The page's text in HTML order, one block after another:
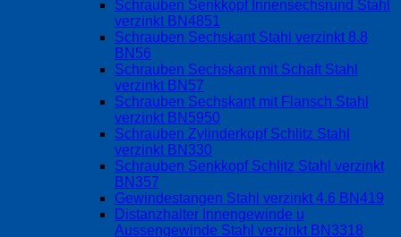
Schrauben Senkkopf Innensechsrund Stahl
verzinkt BN4851
Schrauben Sechskant Stahl verzinkt 8.8
BN56
Schrauben Sechskant mit Schaft Stahl
verzinkt BN57
Schrauben Sechskant mit Flansch Stahl
verzinkt BN5950
Schrauben Zylinderkopf Schlitz Stahl
verzinkt BN330
Schrauben Senkkopf Schlitz Stahl verzinkt
BN357
Gewindestangen Stahl verzinkt 4.6 BN419
Distanzhalter Innengewinde u
Aussengewinde Stahl verzinkt BN3318